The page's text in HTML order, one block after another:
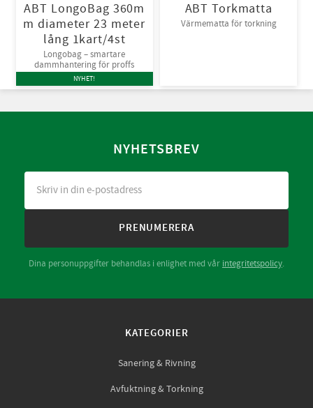
ABT LongoBag 360m
m diameter 23 meter
lång 1kart/4st
Longobag – smartare
dammhantering för proffs
NYHET!
ABT Torkmatta
Värmematta för torkning
NYHETSBREV
PRENUMERERA
Dina personuppgifter behandlas i enlighet med vår integritetspolicy.
KATEGORIER
Sanering & Rivning
Avfuktning & Torkning